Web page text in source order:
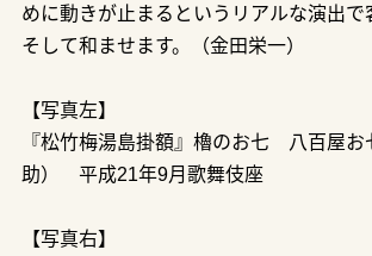
めに動きが止まるというリアルな演出で
そして和ませます。（金田栄一）
【写真左】
『松竹梅湯島掛額』櫓のお七 八百屋お
助） 平成21年9月歌舞伎座
【写真右】